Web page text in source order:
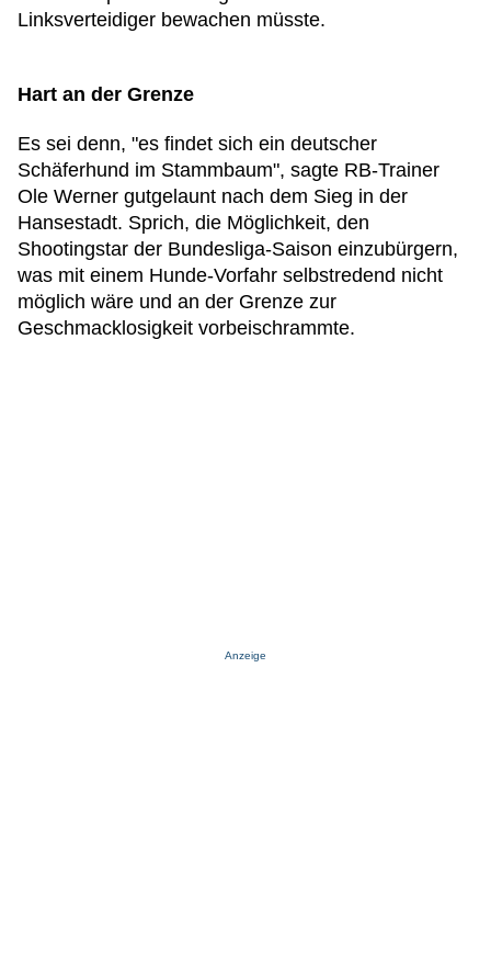
Linksverteidiger bewachen müsste.
Hart an der Grenze
Es sei denn, "es findet sich ein deutscher
Schäferhund im Stammbaum", sagte RB-Trainer
Ole Werner gutgelaunt nach dem Sieg in der
Hansestadt. Sprich, die Möglichkeit, den
Shootingstar der Bundesliga-Saison einzubürgern,
was mit einem Hunde-Vorfahr selbstredend nicht
möglich wäre und an der Grenze zur
Geschmacklosigkeit vorbeischrammte.
Anzeige